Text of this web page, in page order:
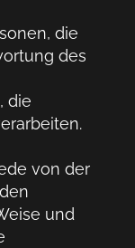
die
des
die
von der
und